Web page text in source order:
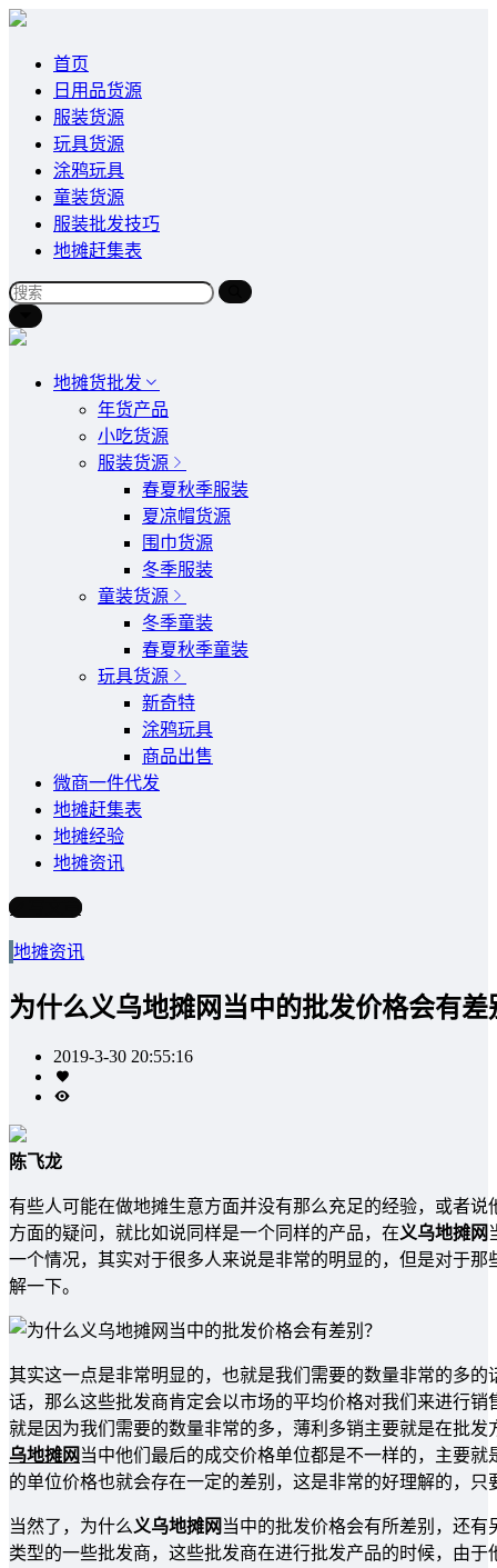
首页
日用品货源
服装货源
玩具货源
涂鸦玩具
童装货源
服装批发技巧
地摊赶集表
地摊货批发
年货产品
小吃货源
服装货源
春夏秋季服装
夏凉帽货源
围巾货源
冬季服装
童装货源
冬季童装
春夏秋季童装
玩具货源
新奇特
涂鸦玩具
商品出售
微商一件代发
地摊赶集表
地摊经验
地摊资讯
写文章
地摊资讯
为什么义乌地摊网当中的批发价格会有差
2019-3-30 20:55:16
陈飞龙
有些人可能在做地摊生意方面并没有那么充足的经验，或者
方面的疑问，就比如说同样是一个同样的产品，在义乌地摊网
一个情况，其实对于很多人来说是非常的明显的，但是对于
解一下。
其实这一点是非常明显的，也就是我们需要的数量非常的多
话，那么这些批发商肯定会以市场的平均价格对我们来进行
就是因为我们需要的数量非常的多，薄利多销主要就是在批
乌地摊网 当中他们最后的成交价格单位都是不一样的，主要
的单位价格也就会存在一定的差别，这是非常的好理解的，
当然了，为什么义乌地摊网 当中的批发价格会有所差别，还
类型的一些批发商，这些批发商在进行批发产品的时候，由